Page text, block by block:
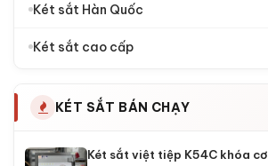
Két sắt Hàn Quốc
Két sắt cao cấp
KÉT SẮT BÁN CHẠY
Két sắt việt tiệp K54C khóa cơ